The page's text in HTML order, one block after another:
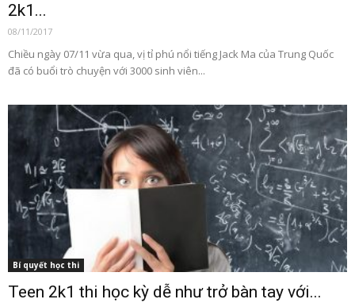
2k1...
08/11/2017
Chiều ngày 07/11 vừa qua, vị tỉ phú nổi tiếng Jack Ma của Trung Quốc
đã có buổi trò chuyện với 3000 sinh viên...
Bí quyết học thi
Teen 2k1 thi học kỳ dễ như trở bàn tay với...